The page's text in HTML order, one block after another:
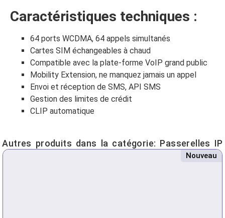
Caractéristiques techniques :
64 ports WCDMA, 64 appels simultanés
Cartes SIM échangeables à chaud
Compatible avec la plate-forme VoIP grand public
Mobility Extension, ne manquez jamais un appel
Envoi et réception de SMS, API SMS
Gestion des limites de crédit
CLIP automatique
Autres produits dans la catégorie: Passerelles IP
Nouveau